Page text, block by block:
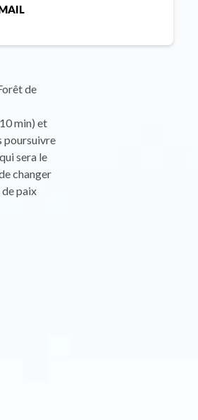
de
min) et
poursuivre
sera le
changer
paix